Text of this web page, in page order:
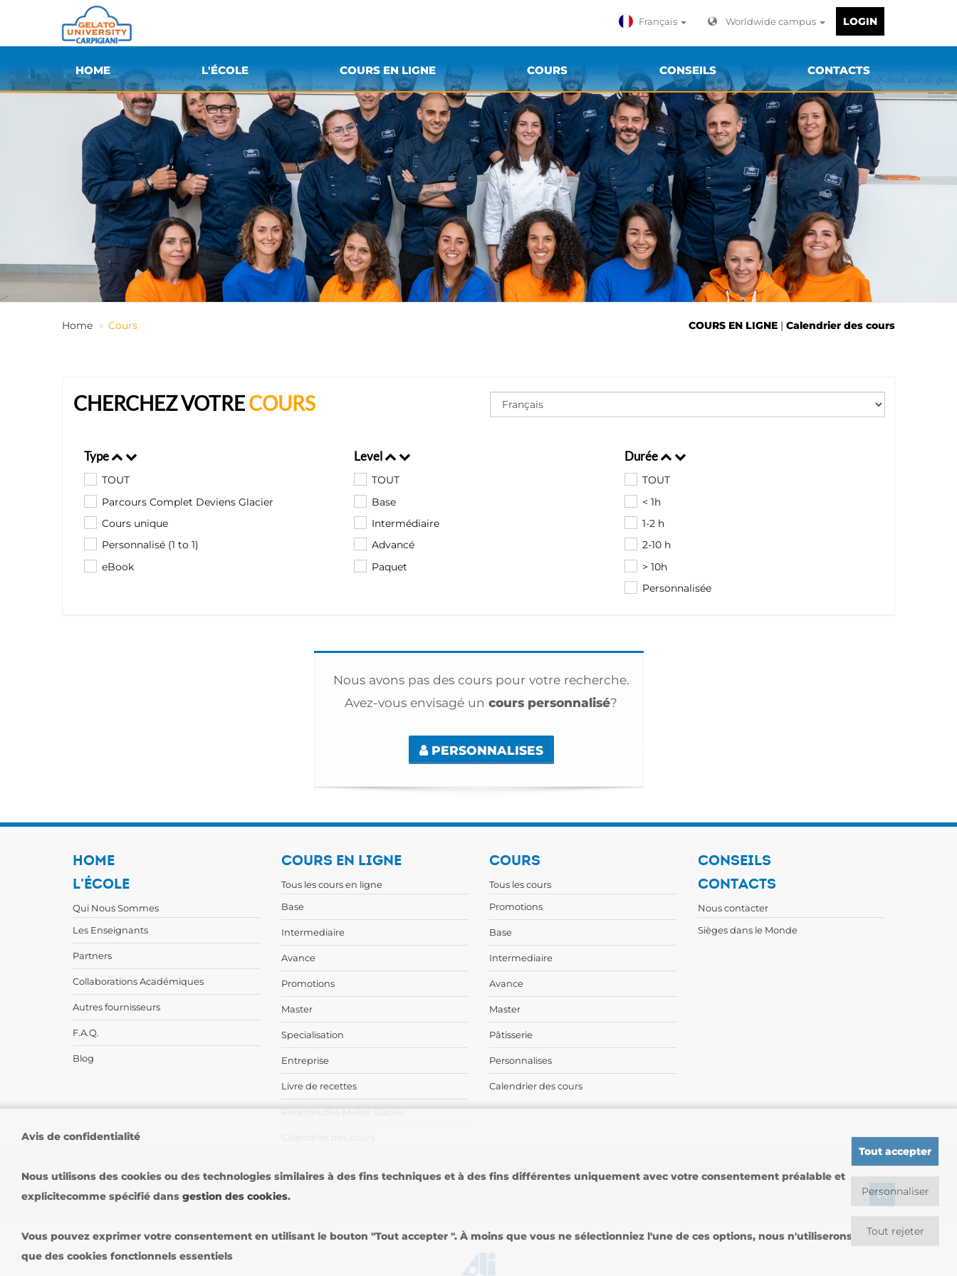
Français Worldwide campus LOGIN
HOME L'ÉCOLE COURS EN LIGNE COURS CONSEILS CONTACTS
Home Cours COURS EN LIGNE | Calendrier des cours
CHERCHEZ VOTRECOURS
Type
TOUT
Parcours Complet Deviens Glacier
Cours unique
Personnalisé (1 to 1)
eBook
Level
TOUT
Base
Intermédiaire
Advancé
Paquet
Durée
TOUT
< 1h
1-2 h
2-10 h
> 10h
Personnalisée
Nous avons pas des cours pour votre recherche.
Avez-vous envisagé un cours personnalisé?
PERSONNALISES
HOME
L'ÉCOLE
Qui Nous Sommes
Les Enseignants
Partners
Collaborations Académiques
Autres fournisseurs
F.A.Q.
Blog
COURS EN LIGNE
Tous les cours en ligne
Base
Intermediaire
Avance
Promotions
Master
Specialisation
Entreprise
Livre de recettes
Recettes des Maître Glacier
COURS
Tous les cours
Promotions
Base
Intermediaire
Avance
Master
Pâtisserie
Personnalises
Calendrier des cours
CONSEILS
CONTACTS
Nous contacter
Sièges dans le Monde
Copyright © 2026 - Carpigiani Gelato University - Privacy Policy Cookie Policy | CARPIGIANI GROUP - Ali Group S.r.l. NUMÉRO DE TVA 13239980967
Avis de confidentialité
Nous utilisons des cookies ou des technologies similaires à des fins techniques et à des fins différentes uniquement avec votre consentement préalable et
explicitecomme spécifié dans gestion des cookies.
Vous pouvez exprimer votre consentement en utilisant le bouton "Tout accepter ". À moins que vous ne sélectionniez l'une de ces options, nous n'utiliserons
que des cookies fonctionnels essentiels
Tout accepter
Personnaliser
Tout rejeter